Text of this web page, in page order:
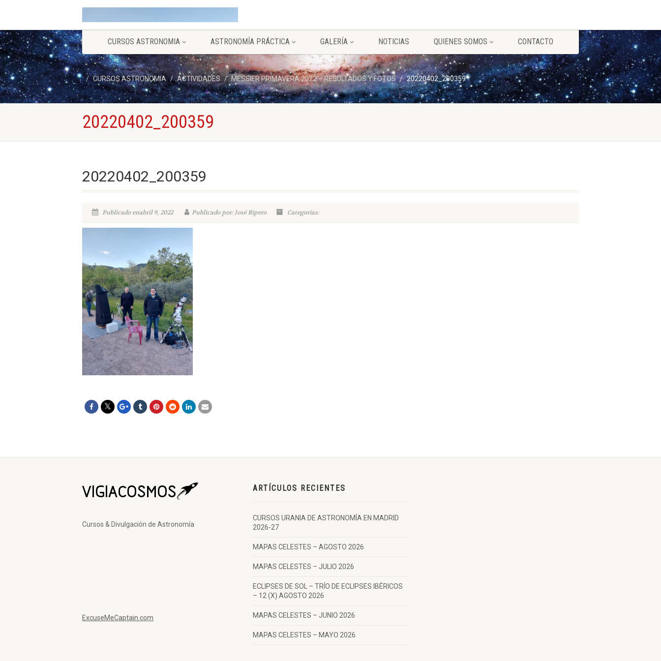
CURSOS ASTRONOMIA ASTRONOMÍA PRÁCTICA GALERÍA NOTICIAS QUIENES SOMOS CONTACTO
CURSOS ASTRONOMIA ACTIVIDADES MESSIER PRIMAVERA 2022 – RESULTADOS Y FOTOS 20220402_200359
20220402_200359
20220402_200359
Publicado enabril 9, 2022 Publicado por: José Ripero Categorías:
Cursos & Divulgación de Astronomía
ExcuseMeCaptain.com
ARTÍCULOS RECIENTES
CURSOS URANIA DE ASTRONOMÍA EN MADRID
2026-27
MAPAS CELESTES – AGOSTO 2026
MAPAS CELESTES – JULIO 2026
ECLIPSES DE SOL – TRÍO DE ECLIPSES IBÉRICOS
– 12 (X) AGOSTO 2026
MAPAS CELESTES – JUNIO 2026
MAPAS CELESTES – MAYO 2026